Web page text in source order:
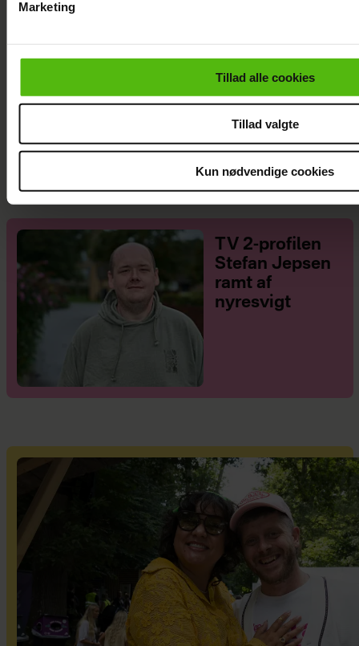
cookiepolitik.
Marketing
Tillad alle cookies
Tillad valgte
Kun nødvendige cookies
Efter forlovelsesnyhed: Kasper Skak og
Helena Witt deler stor babylykke
TV 2-profilen
Stefan Jepsen
ramt af
nyresvigt